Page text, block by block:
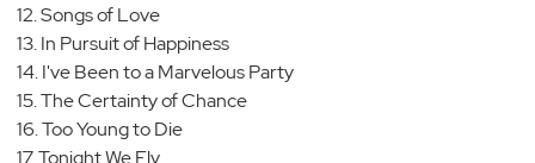
12. Songs of Love
13. In Pursuit of Happiness
14. I've Been to a Marvelous Party
15. The Certainty of Chance
16. Too Young to Die
17. Tonight We Fly